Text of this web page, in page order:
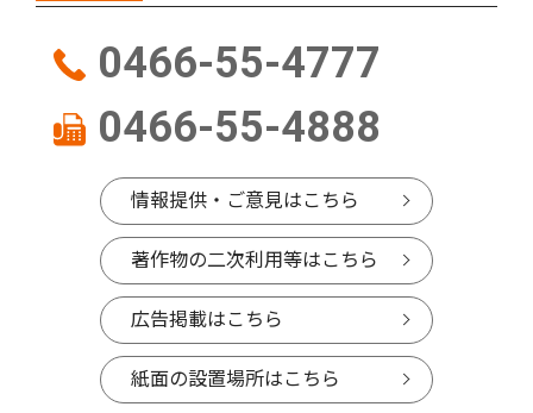
0466-55-4777
0466-55-4888
情報提供・ご意見はこちら
著作物の二次利用等はこちら
広告掲載はこちら
紙面の設置場所はこちら